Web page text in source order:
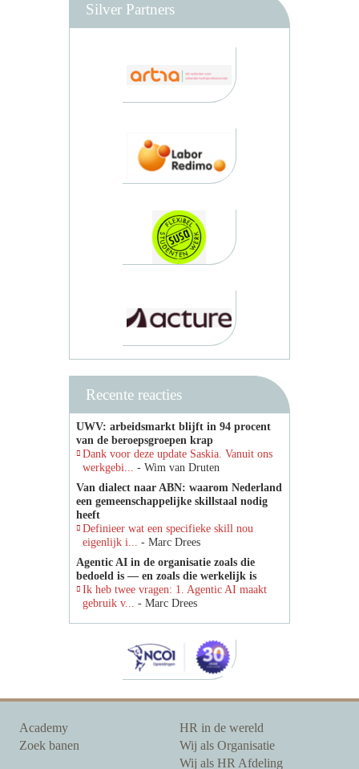
Silver Partners
Recente reacties
UWV: arbeidsmarkt blijft in 94 procent
van de beroepsgroepen krap
Dank voor deze update Saskia. Vanuit ons
werkgebi... - Wim van Druten
Van dialect naar ABN: waarom Nederland
een gemeenschappelijke skillstaal nodig
heeft
Definieer wat een specifieke skill nou
eigenlijk i... - Marc Drees
Agentic AI in de organisatie zoals die
bedoeld is — en zoals die werkelijk is
Ik heb twee vragen: 1. Agentic AI maakt
gebruik v... - Marc Drees
Academy
Zoek banen
HR in de wereld
Wij als Organisatie
Wij als HR Afdeling